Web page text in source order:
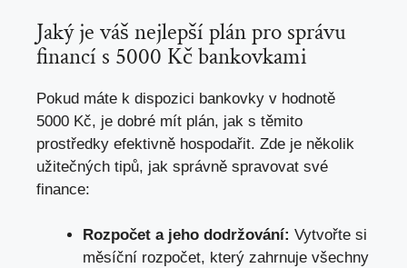
Jaký je váš nejlepší plán pro správu
financí s 5000 Kč bankovkami
Pokud máte k dispozici bankovky v hodnotě
5000 Kč, je dobré mít plán, jak s těmito
prostředky efektivně hospodařit. Zde je několik
užitečných tipů, jak správně spravovat své
finance:
Rozpočet a jeho dodržování: Vytvořte si
měsíční rozpočet, který zahrnuje všechny